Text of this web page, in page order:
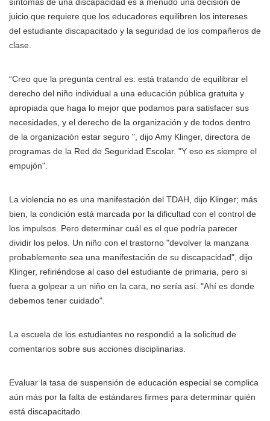
juicio que requiere que los educadores equilibren los intereses
del estudiante discapacitado y la seguridad de los compañeros de
clase.
“Creo que la pregunta central es: está tratando de equilibrar el
derecho del niño individual a una educación pública gratuita y
apropiada que haga lo mejor que podamos para satisfacer sus
necesidades, y el derecho de la organización y de todos dentro
de la organización estar seguro ", dijo Amy Klinger, directora de
programas de la Red de Seguridad Escolar. "Y eso es siempre el
empujón".
La violencia no es una manifestación del TDAH, dijo Klinger; más
bien, la condición está marcada por la dificultad con el control de
los impulsos. Pero determinar cuál es el que podría parecer
dividir los pelos. Un niño con el trastorno "devolver la manzana
probablemente sea una manifestación de su discapacidad", dijo
Klinger, refiriéndose al caso del estudiante de primaria, pero si
fuera a golpear a un niño en la cara, no sería así. "Ahí es donde
debemos tener cuidado".
La escuela de los estudiantes no respondió a la solicitud de
comentarios sobre sus acciones disciplinarias.
Evaluar la tasa de suspensión de educación especial se complica
aún más por la falta de estándares firmes para determinar quién
está discapacitado.